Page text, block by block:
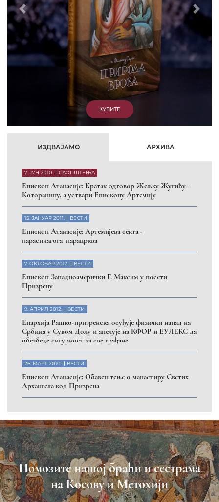
Eпископ Атанасије: Артемијева секта -
парасинагога=парацрква
7. ОКТОБАР 2012. ВЕСТИ
Eпископ Западноамерички Г. Максим у посети
Призрену
Eпархија Рашко-призренска осуђује физички напад на
Србина у Сувом Долу и апелује на КФОР и ЕУЛЕКС да
обезбеде сигурност за све грађане
Помозите нашој браћи и сестрама
на Косову и Метохији
ДОНИРАЈ
Пријавите се на нашу мејл листу
Пријави се
Насловна
Манастири